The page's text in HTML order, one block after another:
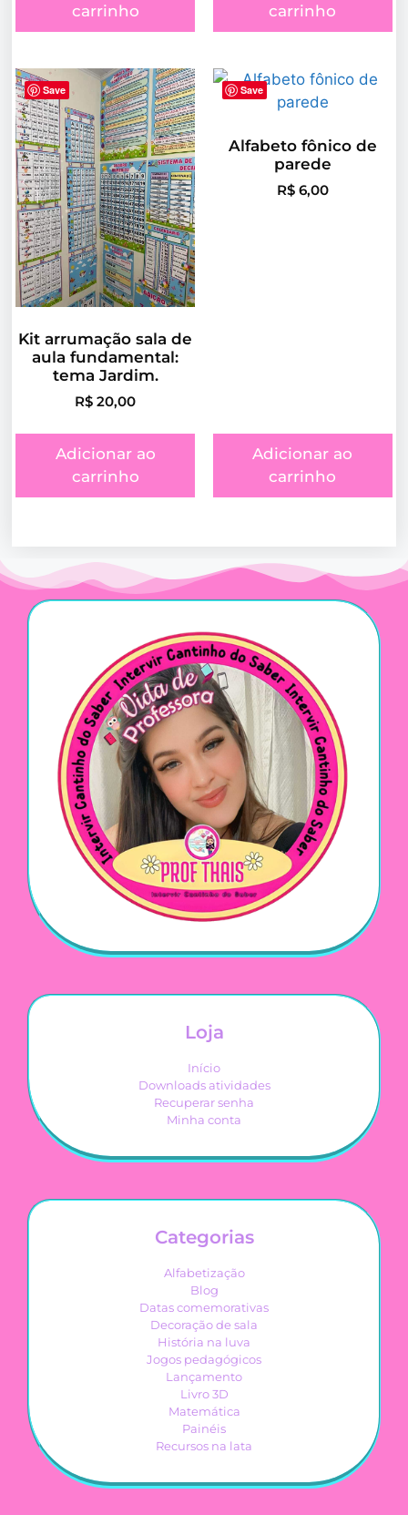
carrinho
carrinho
Save
Kit arrumação sala de
aula fundamental:
tema Jardim.
R$ 20,00
Adicionar ao
carrinho
Save
Alfabeto fônico de
parede
R$6,00
Adicionar ao
carrinho
Loja
Início
Downloads atividades
Recuperar senha
Minha conta
Categorias
Alfabetização
Blog
Datas comemorativas
Decoração de sala
História na luva
Jogos pedagógicos
Lançamento
Livro 3D
Matemática
Painéis
Recursos na lata